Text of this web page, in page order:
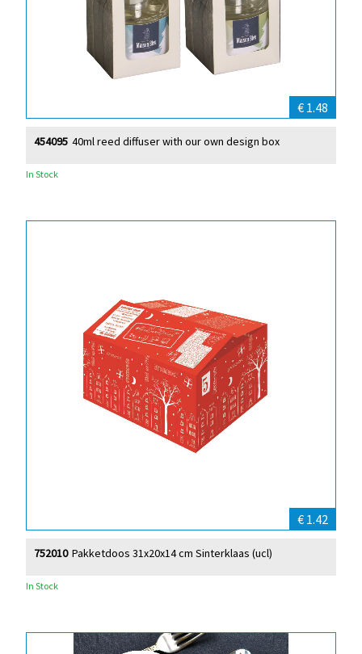
€ 1.48
40ml reed diffuser with our own design box
454095
In Stock
€ 1.42
Pakketdoos 31x20x14 cm Sinterklaas (ucl)
752010
In Stock